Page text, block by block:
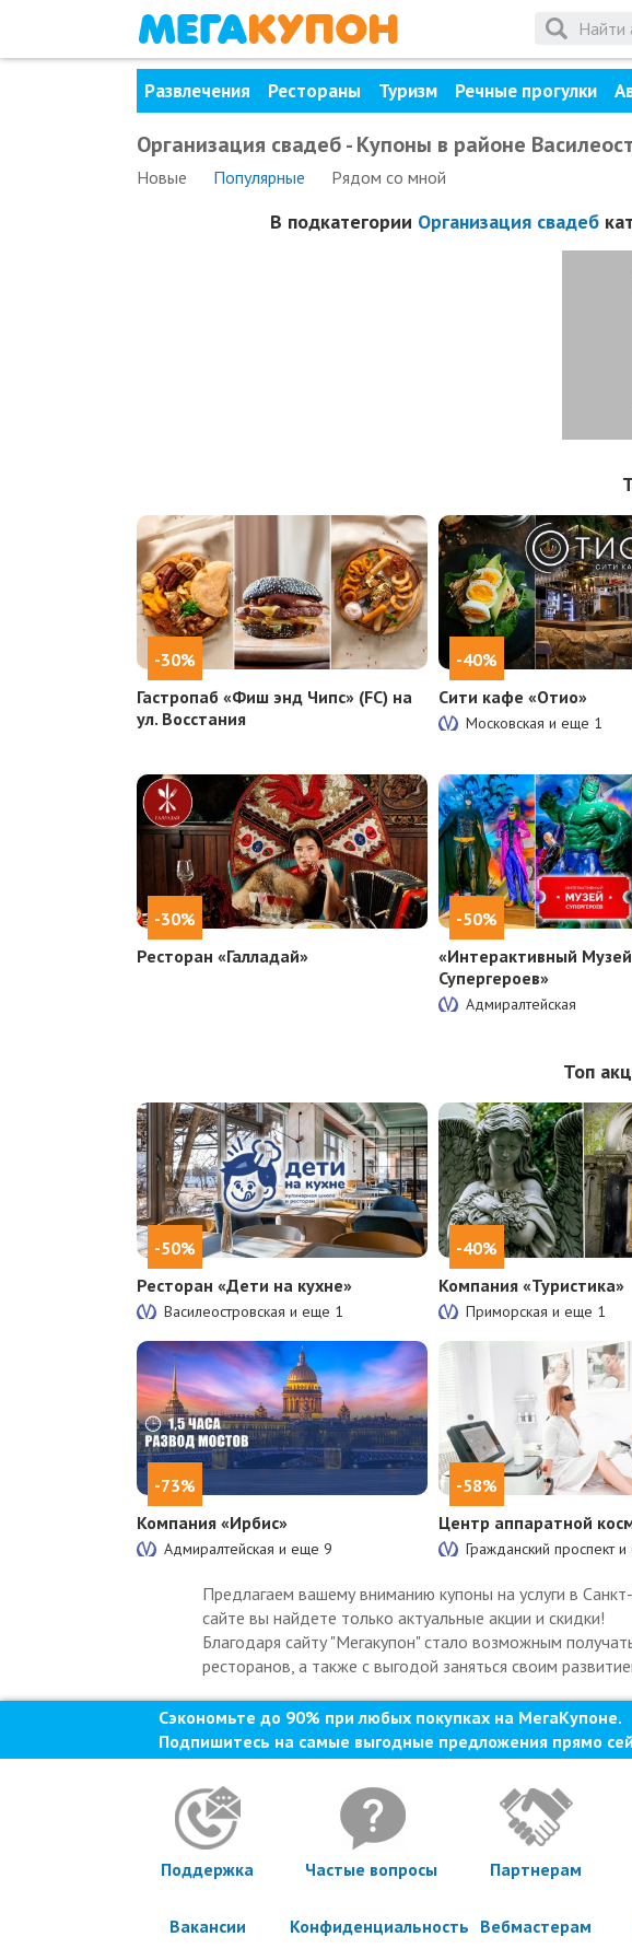
Развлечения Рестораны Туризм Речные прогулки
Организация свадеб - Купоны в районе
Новые Популярные Рядом со мной
В подкатегории Организация свадеб
-30%
Гастропаб «Фиш энд Чипс» (FC) на
ул. Восстания
-40%
Сити кафе «Отио»
Московская и еще 1
-30%
Ресторан «Галладай»
-50%
«Интерактивный Музей
Супергероев»
Адмиралтейская
Топ
-50%
Ресторан «Дети на кухне»
Василеостровская и еще 1
-40%
Компания «Туристика»
Приморская и еще 1
-73%
Компания «Ирбис»
Адмиралтейская и еще 9
-58%
Центр аппаратной
Гражданский проспект
Предлагаем вашему вниманию купоны на услуги в
сайте вы найдете только актуальные акции и скидки!
Благодаря сайту "Мегакупон" стало возможным
ресторанов, а также с выгодой заняться своим
Сэкономьте до 90% при любых покупках на МегаКупоне.
Подпишитесь на самые выгодные предложения прямо
Поддержка Частые вопросы Партнерам
Вакансии Конфиденциальность Вебмастерам